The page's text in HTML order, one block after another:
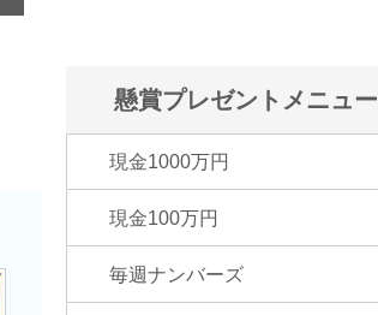
懸賞プレゼントメニュー
現金1000万円
現金100万円
毎週ナンバーズ